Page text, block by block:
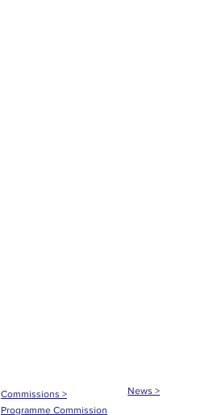
Commissions >
Programme Commission
News >